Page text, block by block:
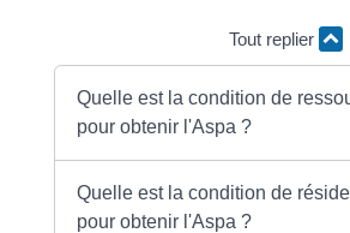
Tout replier
Quelle est la condition de
pour obtenir l'Aspa ?
Quelle est la condition de
pour obtenir l'Aspa ?